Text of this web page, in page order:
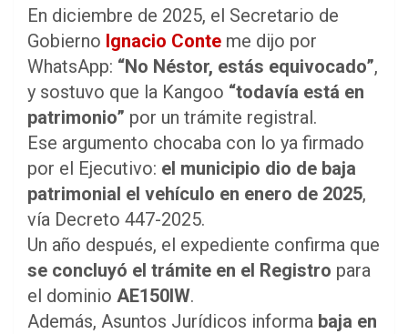
En diciembre de 2025, el Secretario de
Gobierno Ignacio Conte me dijo por
WhatsApp: “No Néstor, estás equivocado”,
y sostuvo que la Kangoo “todavía está en
patrimonio” por un trámite registral.
Ese argumento chocaba con lo ya firmado
por el Ejecutivo: el municipio dio de baja
patrimonial el vehículo en enero de 2025,
vía Decreto 447-2025.
Un año después, el expediente confirma que
se concluyó el trámite en el Registro para
el dominio AE150IW.
Además, Asuntos Jurídicos informa baja en